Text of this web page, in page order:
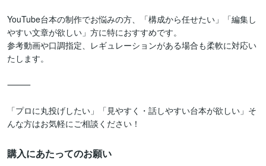
YouTube台本の制作でお悩みの方、「構成から任せたい」「編集し
やすい文章が欲しい」方に特におすすめです。
参考動画や口調指定、レギュレーションがある場合も柔軟に対応い
たします。
⸻
「プロに丸投げしたい」「見やすく・話しやすい台本が欲しい」そ
んな方はお気軽にご相談ください！
購入にあたってのお願い